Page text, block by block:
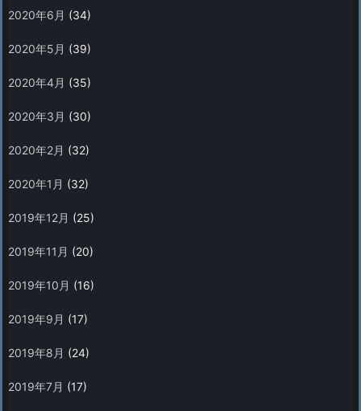
2020年6月 (34)
2020年5月 (39)
2020年4月 (35)
2020年3月 (30)
2020年2月 (32)
2020年1月 (32)
2019年12月 (25)
2019年11月 (20)
2019年10月 (16)
2019年9月 (17)
2019年8月 (24)
2019年7月 (17)